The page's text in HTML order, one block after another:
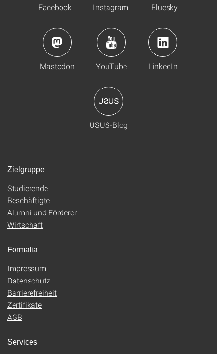
Facebook Instagram Bluesky
Mastodon YouTube LinkedIn
USUS-Blog
Zielgruppe
Studierende
Beschäftigte
Alumni und Förderer
Wirtschaft
Formalia
Impressum
Datenschutz
Barrierefreiheit
Zertifikate
AGB
Services